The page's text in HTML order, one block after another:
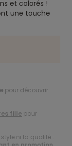
et colorés !
une touche
pour découvrir
fille pour
ni la qualité :